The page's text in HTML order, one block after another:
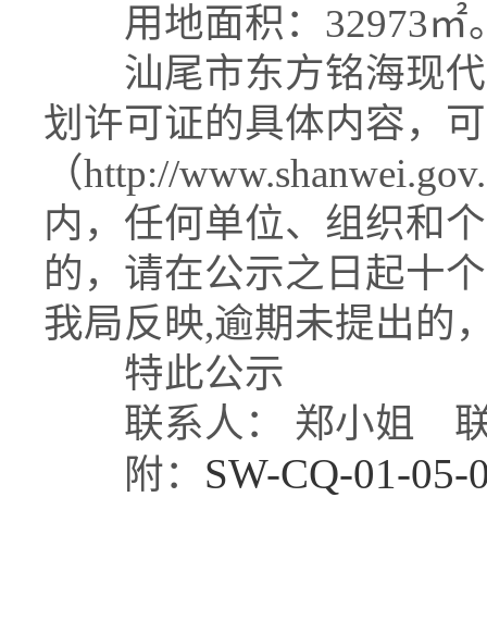
用地面积：32973
汕尾市东方铭海现代
划许可证的具体内容，
（http://
内，任何单位、组织和
的，请在公示之日起十
我局反映,逾期未提出
特此公示
联系人： 郑小姐 联
附： SW-CQ-01-